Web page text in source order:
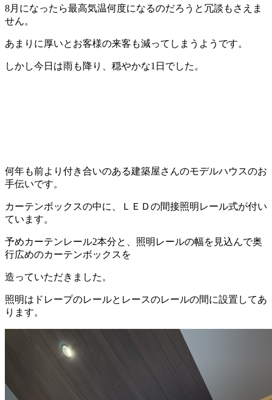
8月になったら最高気温何度になるのだろうと冗談もさえま
せん。
あまりに厚いとお客様の来客も減ってしまうようです。
しかし今日は雨も降り、穏やかな1日でした。
何年も前より付き合いのある建築屋さんのモデルハウスのお
手伝いです。
カーテンボックスの中に、ＬＥＤの間接照明レール式が付い
ています。
予めカーテンレール2本分と、照明レールの幅を見込んで奥
行広めのカーテンボックスを
造っていただきました。
照明はドレープのレールとレースのレールの間に設置してあ
ります。